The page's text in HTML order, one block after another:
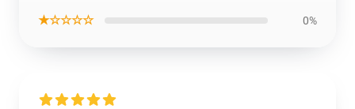
★☆☆☆☆ 0%